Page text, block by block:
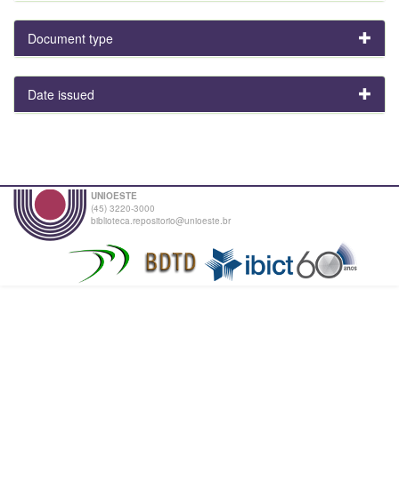
Document type
Date issued
UNIOESTE
(45) 3220-3000
biblioteca.repositorio@unioeste.br